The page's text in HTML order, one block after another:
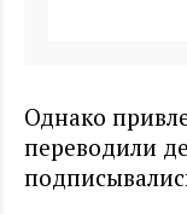
Однако
переводили